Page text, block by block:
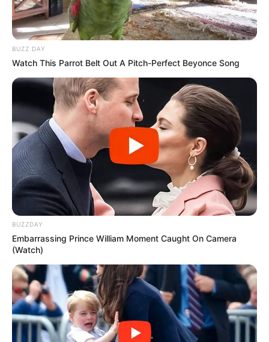
BUZZ DAY
Watch This Parrot Belt Out A Pitch-Perfect Beyonce Song
BUZZDAY
Embarrassing Prince William Moment Caught On Camera
(Watch)